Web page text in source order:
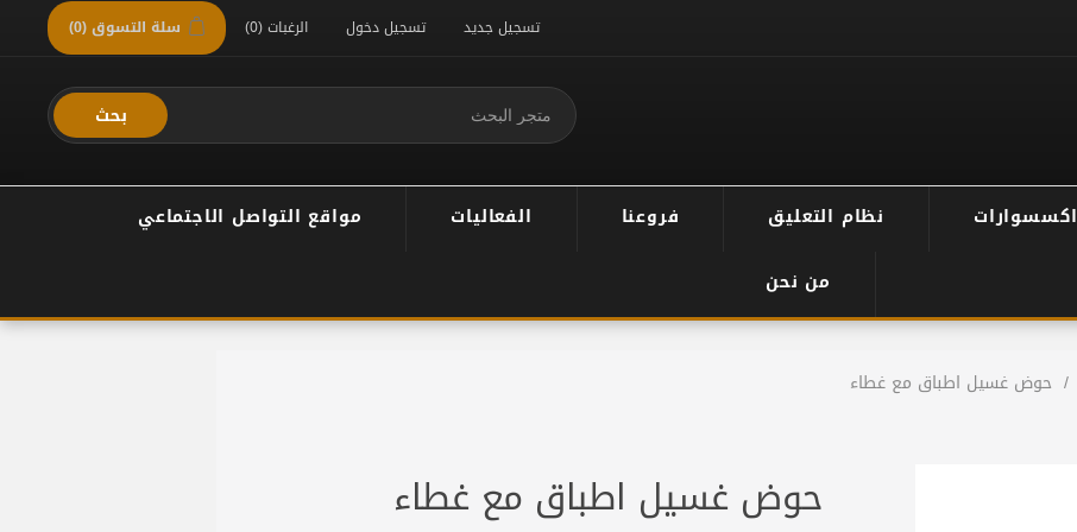
تسجيل جديد تسجيل دخول الرغبات(0) سلة التسوق(0)
بحث
اكسسوارات نظام التعليق فروعنا الفعاليات مواقع التواصل الاجتماعي
من نحن
/ حوض غسيل اطباق مع غطاء
حوض غسيل اطباق مع غطاء